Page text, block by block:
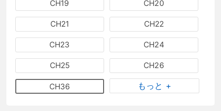
CH19 CH20
CH21 CH22
CH23 CH24
CH25 CH26
CH36 もっと +